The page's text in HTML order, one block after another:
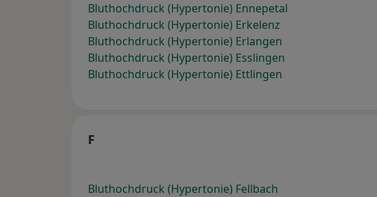
Bluthochdruck (Hypertonie) Ennepetal
Bluthochdruck (Hypertonie) Erkelenz
Bluthochdruck (Hypertonie) Erlangen
Bluthochdruck (Hypertonie) Esslingen
Bluthochdruck (Hypertonie) Ettlingen
F
Bluthochdruck (Hypertonie) Fellbach